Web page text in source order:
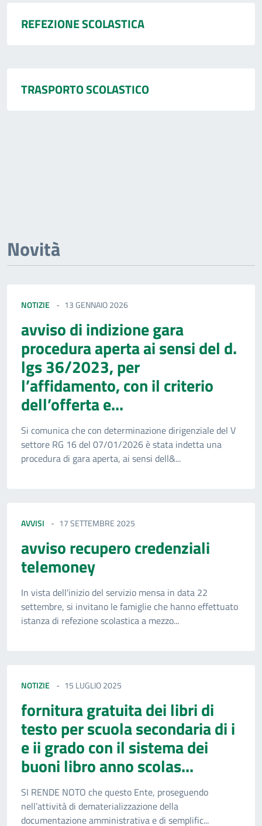
REFEZIONE SCOLASTICA
TRASPORTO SCOLASTICO
Novità
NOTIZIE 13 GENNAIO 2026
avviso di indizione gara
procedura aperta ai sensi del d.
lgs 36/2023, per
l’affidamento, con il criterio
dell’offerta e...
Si comunica che con determinazione dirigenziale del V
settore RG 16 del 07/01/2026 è stata indetta una
procedura di gara aperta, ai sensi dell&...
AVVISI 17 SETTEMBRE 2025
avviso recupero credenziali
telemoney
In vista dell'inizio del servizio mensa in data 22
settembre, si invitano le famiglie che hanno effettuato
istanza di refezione scolastica a mezzo...
NOTIZIE 15 LUGLIO 2025
fornitura gratuita dei libri di
testo per scuola secondaria di i
e ii grado con il sistema dei
buoni libro anno scolas...
SI RENDE NOTO che questo Ente, proseguendo
nell’attività di dematerializzazione della
documentazione amministrativa e di semplific...